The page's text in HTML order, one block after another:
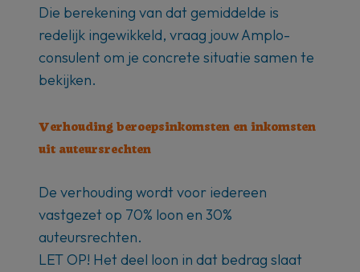
Die berekening van dat gemiddelde is
redelijk ingewikkeld, vraag jouw Amplo-
consulent om je concrete situatie samen te
bekijken.
Verhouding beroepsinkomsten en inkomsten
uit auteursrechten
De verhouding wordt voor iedereen
vastgezet op 70% loon en 30%
auteursrechten.
LET OP! Het deel loon in dat bedrag slaat